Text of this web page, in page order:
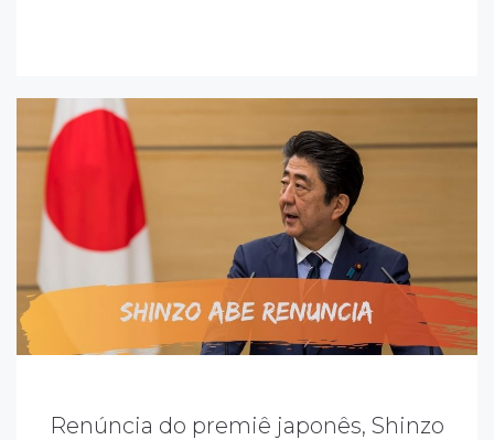
Renúncia do premiê japonês, Shinzo